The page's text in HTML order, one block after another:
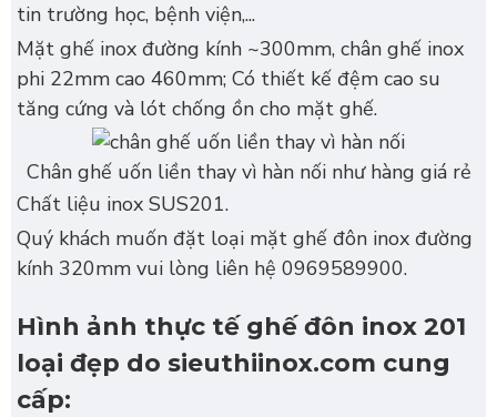
tin trường học, bệnh viện,...
Mặt ghế inox đường kính ~300mm, chân ghế inox
phi 22mm cao 460mm; Có thiết kế đệm cao su
tăng cứng và lót chống ồn cho mặt ghế.
Chân ghế uốn liền thay vì hàn nối như hàng giá rẻ
Chất liệu inox SUS201.
Quý khách muốn đặt loại mặt ghế đôn inox đường
kính 320mm vui lòng liên hệ 0969589900.
Hình ảnh thực tế ghế đôn inox 201
loại đẹp do sieuthiinox.com cung
cấp: